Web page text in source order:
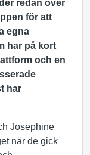
redan över
för att
egna
har på kort
och en
har
Josephine
när de gick